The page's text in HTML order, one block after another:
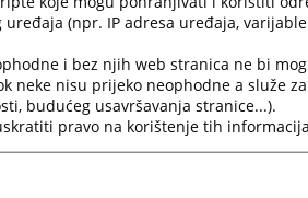
vremenskom periodu od 9:00 -
prima stranke svakog
(npr. IP adresa uređaja,
i bez njih web stranica ne bi
neke nisu prijeko neophodne a služe
budućeg usavršavanja stranice...).
pravo na korištenje tih